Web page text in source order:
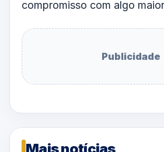
compromisso com algo
Publicidade